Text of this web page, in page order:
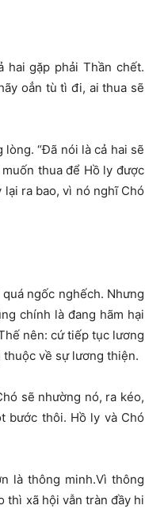
hai gặp phải Thần chết.
oẳn tù tì đi, ai thua sẽ
“Đã nói là cả hai sẽ
thua để Hồ ly được
ra bao, vì nó nghĩ Chó
ngốc nghếch. Nhưng
chính là đang hãm hại
nên: cứ tiếp tục lương
về sự lương thiện.
sẽ nhường nó, ra kéo,
bước thôi. Hồ ly và Chó
là thông minh.Vì thông
thì xã hội vẫn tràn đầy hi